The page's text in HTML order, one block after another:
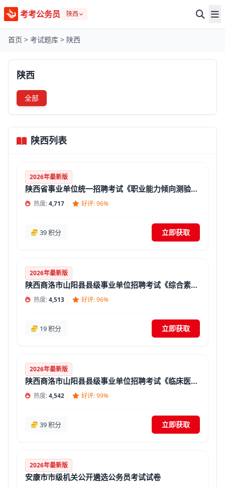
考考公务员 陕西
首页 > 考试题库 > 陕西
陕西
全部
陕西列表
2026年最新版
陕西省事业单位统一招聘考试《职业能力倾向测验》题库(答案+解析)
热度:4,717 好评: 96%
39 积分 立即获取
2026年最新版
陕西商洛市山阳县县级事业单位招聘考试《综合素质》题库(答案+解析)
热度:4,513 好评: 96%
19 积分 立即获取
2026年最新版
陕西商洛市山阳县县级事业单位招聘考试《临床医学专业知识》题库(答案+解析)
热度:4,542 好评: 99%
39 积分 立即获取
2026年最新版
安康市市级机关公开遴选公务员考试试卷